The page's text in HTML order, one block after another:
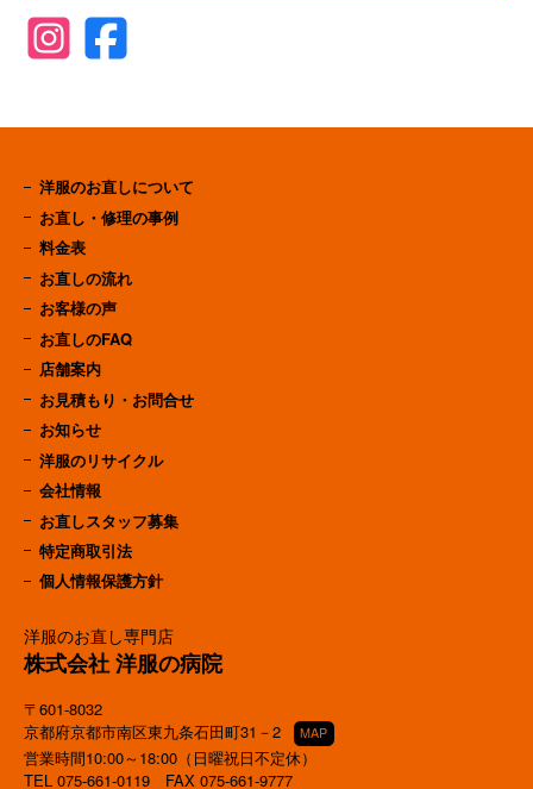
洋服のお直し専門店
株式会社 洋服の病院
〒601-8032
京都府京都市南区東九条石田町31－2
MAP
営業時間10:00～18:00（日曜祝日不定休）
TEL 075-661-0119 FAX 075-661-9777
洋服のお直しについて
お直し・修理の事例
料金表
お直しの流れ
お客様の声
お直しのFAQ
店舗案内
お見積もり・お問合せ
お知らせ
洋服のリサイクル
会社情報
お直しスタッフ募集
特定商取引法
個人情報保護方針